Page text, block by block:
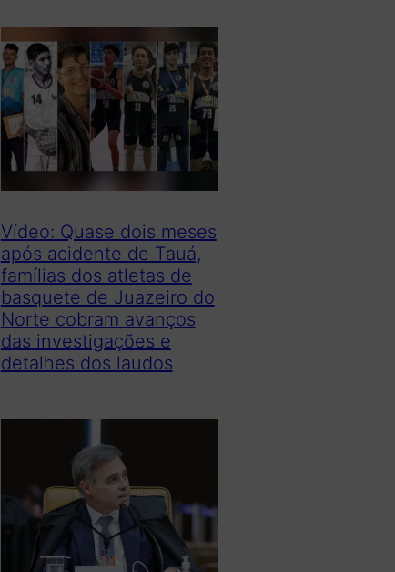
Vídeo: Quase dois meses
após acidente de Tauá,
famílias dos atletas de
basquete de Juazeiro do
Norte cobram avanços
das investigações e
detalhes dos laudos